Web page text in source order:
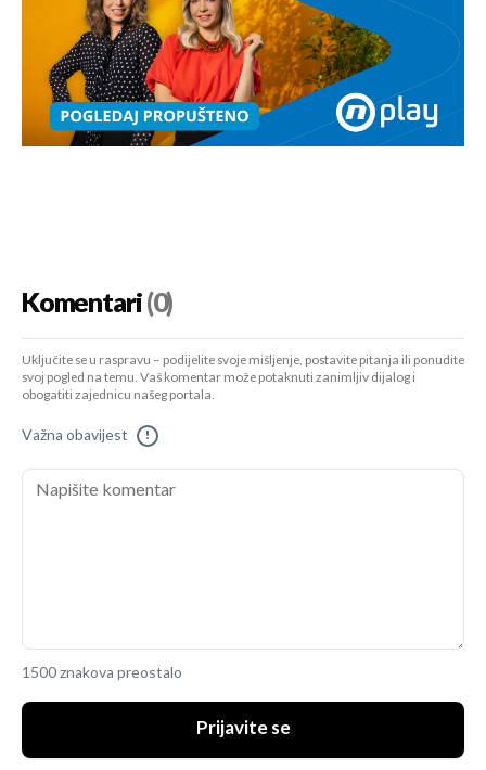
Komentari(0)
Uključite se u raspravu – podijelite svoje mišljenje, postavite pitanja ili ponudite
svoj pogled na temu. Vaš komentar može potaknuti zanimljiv dijalog i
obogatiti zajednicu našeg portala.
Važna obavijest !
1500 znakova preostalo
Prijavite se